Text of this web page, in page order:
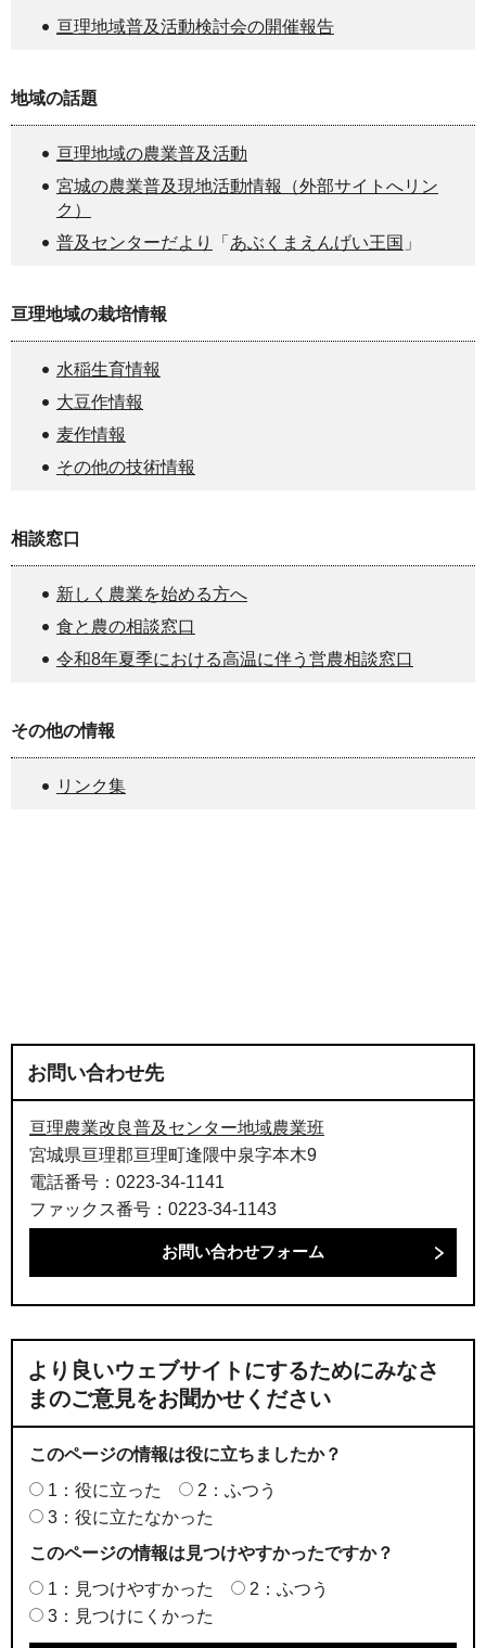
亘理地域普及活動検討会の開催報告
地域の話題
亘理地域の農業普及活動
宮城の農業普及現地活動情報（外部サイトへリン
ク）
普及センターだより 「 あぶくまえんげい王国 」
亘理地域の栽培情報
水稲生育情報
大豆作情報
麦作情報
その他の技術情報
相談窓口
新しく農業を始める方へ
食と農の相談窓口
令和8年夏季における高温に伴う営農相談窓口
その他の情報
リンク集
お問い合わせ先
亘理農業改良普及センター地域農業班
宮城県亘理郡亘理町逢隈中泉字本木9
電話番号：0223-34-1141
ファックス番号：0223-34-1143
より良いウェブサイトにするためにみなさ
まのご意見をお聞かせください
このページの情報は役に立ちましたか？
1：役に立った
2：ふつう
3：役に立たなかった
このページの情報は見つけやすかったですか？
1：見つけやすかった
2：ふつう
3：見つけにくかった